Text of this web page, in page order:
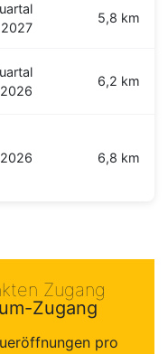
2027
5,8 km
2026
6,2 km
6,8 km
Zugang
Zugang
pro